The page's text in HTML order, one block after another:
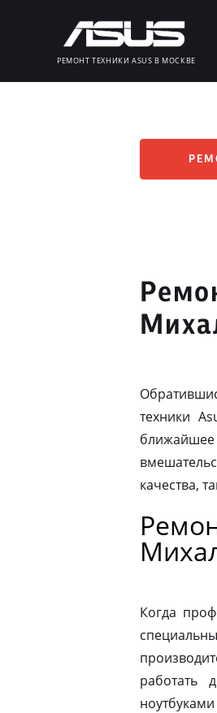
РЕМОНТ ТЕХНИКИ ASUS В МОСКВЕ
техники
качества,
Когда
работать